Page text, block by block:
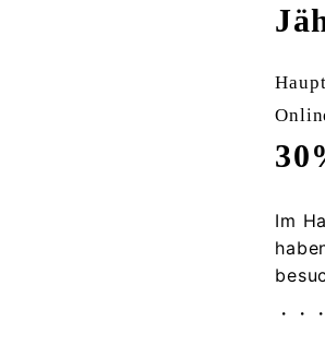
Im
・・